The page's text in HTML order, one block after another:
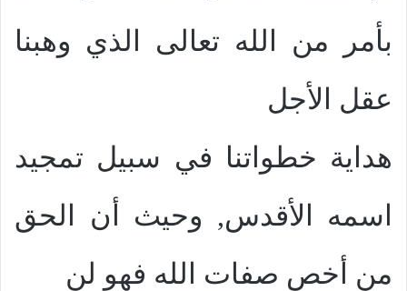
بأمر من الله تعالى الذي وهبنا
عقل الأجل
هداية خطواتنا في سبيل تمجيد
اسمه الأقدس, وحيث أن الحق
من أخص صفات الله فهو لن